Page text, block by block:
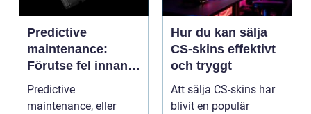
Predictive
maintenance:
Förutse fel innan
de uppstår med
hjälp av sensorer
Predictive
maintenance, eller
Hur du kan sälja
CS-skins effektivt
och tryggt
Att sälja CS-skins har
blivit en populär